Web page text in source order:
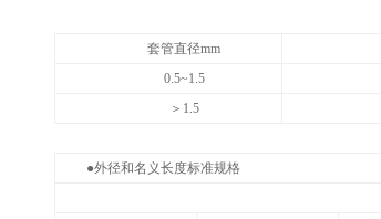
套管直径mm
0.5~1.5
＞ 1.5
●外径和名义长度标准规格